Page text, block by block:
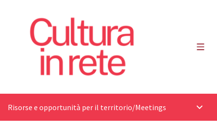
Main
Risorse e opportunità per il territorio/Meetings Main